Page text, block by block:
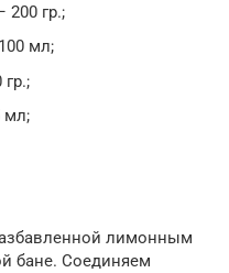
200 гр.;
мл;
мл;
лимонным
бане. Соединяем